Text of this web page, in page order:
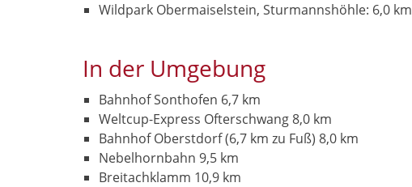
Wildpark Obermaiselstein, Sturmannshöhle: 6,0 km
In der Umgebung
Bahnhof Sonthofen 6,7 km
Weltcup-Express Ofterschwang 8,0 km
Bahnhof Oberstdorf (6,7 km zu Fuß) 8,0 km
Nebelhornbahn 9,5 km
Breitachklamm 10,9 km